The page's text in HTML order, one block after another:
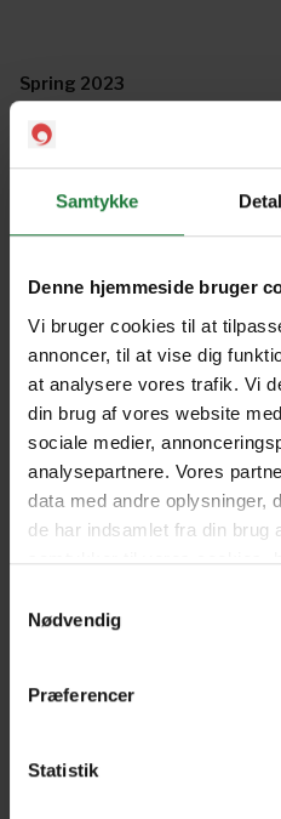
Samtykke
Denne hjemmeside bruger
Vi bruger cookies til at
annoncer, til at vise dig
at analysere vores trafik. Vi
din brug af vores website
sociale medier,
analysepartnere. Vores
data med andre oplysninger,
de har indsamlet fra din brug
samtykker til vores cookies,
Nødvendig
Præferencer
Statistik
Spring 2023
Summer 2020
Forrige
Nyt i Pling
Pling Kombi